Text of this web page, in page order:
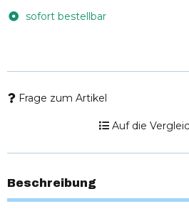
sofort bestellbar
Frage zum Artikel
Auf die
Beschreibung